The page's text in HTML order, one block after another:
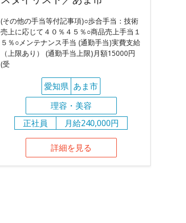
(その他の手当等付記事項)○歩合手当：技術
売上に応じて４０％４５％○商品売上手当１
５％○メンテナンス手当 (通勤手当)実費支給
（上限あり） (通勤手当上限)月額15000円
(受
愛知県 あま市
理容・美容
正社員
月給240,000円
詳細を見る